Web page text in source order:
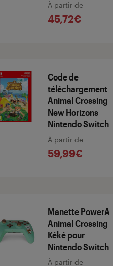
À partir de
45,72€
Code de
téléchargement
Animal Crossing
New Horizons
Nintendo Switch
À partir de
59,99€
Manette PowerA
Animal Crossing
Kéké pour
Nintendo Switch
À partir de